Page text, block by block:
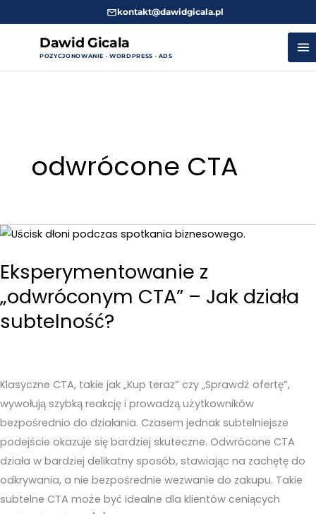
kontakt@dawidgicala.pl
Dawid Gicala
POZYCJONOWANIE · WORDPRESS · ADS
odwrócone CTA
Eksperymentowanie z
„odwróconym CTA” – Jak działa
subtelność?
Klasyczne CTA, takie jak „Kup teraz” czy „Sprawdź ofertę”,
wywołują szybką reakcję i prowadzą użytkowników
bezpośrednio do działania. Czasem jednak subtelniejsze
podejście okazuje się bardziej skuteczne. Odwrócone CTA
działa w bardziej delikatny sposób, stawiając na zachętę do
odkrywania, a nie bezpośrednie wezwanie do zakupu. Takie
subtelne CTA może być idealne dla klientów ceniących